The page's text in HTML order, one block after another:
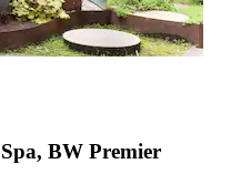
BW Premier